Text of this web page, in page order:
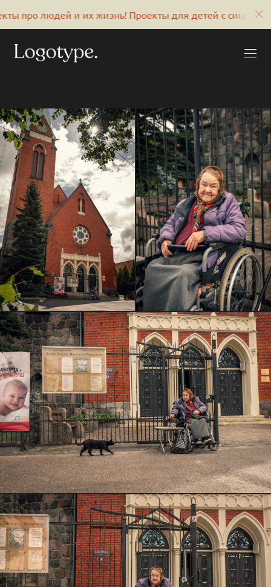
людей и их жизнь! Проекты для детей с синдромом